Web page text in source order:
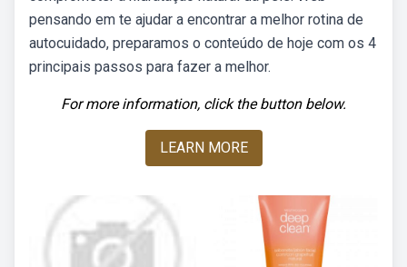
pensando em te ajudar a encontrar a melhor rotina de
autocuidado, preparamos o conteúdo de hoje com os 4
principais passos para fazer a melhor.
For more information, click the button below.
LEARN MORE